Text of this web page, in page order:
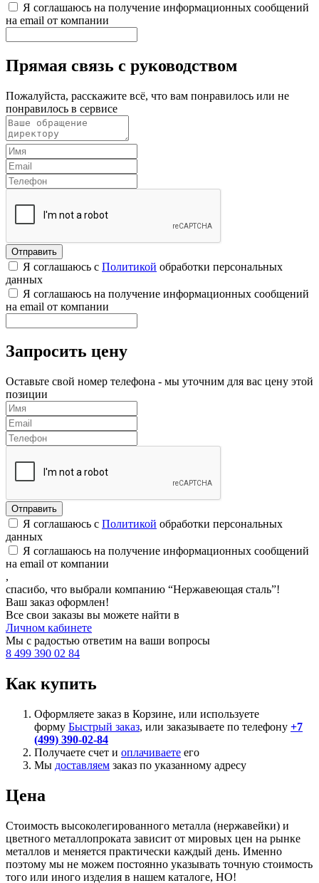
Я соглашаюсь на получение информационных сообщений
на email от компании
Прямая связь с руководством
Пожалуйста, расскажите всё, что вам понравилось или не
понравилось в сервисе
Я соглашаюсь с Политикой обработки персональных
данных
Я соглашаюсь на получение информационных сообщений
на email от компании
Запросить цену
Оставьте свой номер телефона - мы уточним для вас цену этой
позиции
Я соглашаюсь с Политикой обработки персональных
данных
Я соглашаюсь на получение информационных сообщений
на email от компании
,
спасибо, что выбрали компанию “Нержавеющая сталь”!
Ваш заказ оформлен!
Все свои заказы вы можете найти в
Личном кабинете
Мы с радостью ответим на ваши вопросы
8 499 390 02 84
Как купить
Оформляете заказ в Корзине, или используете
форму Быстрый заказ, или заказываете по телефону +7
(499) 390-02-84
Получаете счет и оплачиваете его
Мы доставляем заказ по указанному адресу
Цена
Стоимость высоколегированного металла (нержавейки) и
цветного металлопроката зависит от мировых цен на рынке
металлов и меняется практически каждый день. Именно
поэтому мы не можем постоянно указывать точную стоимость
того или иного изделия в нашем каталоге, НО!